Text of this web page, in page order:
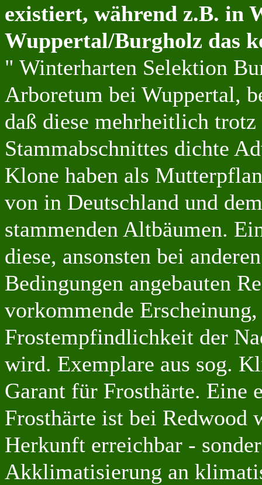
existiert, während z.B. in
Wuppertal/Burgholz das
" Winterharten Selektion
Arboretum bei Wuppertal,
daß diese mehrheitlich trotz
Stammabschnittes dichte
Klone haben als
von in Deutschland und
stammenden Altbäumen.
diese, ansonsten bei
Bedingungen angebauten
vorkommende
Frostempfindlichkeit der
wird. Exemplare aus sog.
Garant für Frosthärte. Eine
Frosthärte ist bei Redwood
Herkunft erreichbar -
Akklimatisierung an